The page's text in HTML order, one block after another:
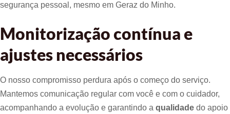
segurança pessoal, mesmo em Geraz do Minho.
Monitorização contínua e
ajustes necessários
O nosso compromisso perdura após o começo do serviço.
Mantemos comunicação regular com você e com o cuidador,
acompanhando a evolução e garantindo a qualidade do apoio